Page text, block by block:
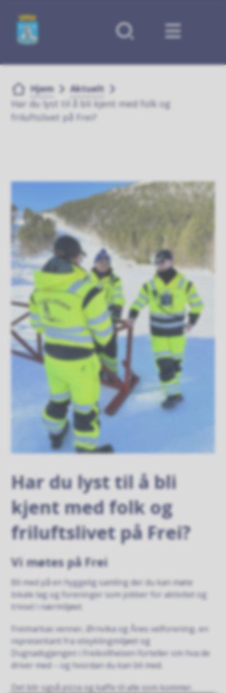
Forsiden
Du er her:
Hjem
Aktuelt
Har du lyst til å bli kjent med folk og
friluftslivet på Frei?
Har du lyst til å bli
kjent med folk og
friluftslivet på Frei?
Vi møtes på Frei
Bli med på en hyggelig samling der du kan møte
lokale lag og foreninger som jobber for aktivitet og
trivsel i nærmiljøet.
Freimarkas venner, Ørnvika og Ånes velforening, en
representant fra stisyklingmiljøet og
Dugnadsgjengen i Freikollheisen forteller om hva de
driver med – og hvordan du kan bli med.
Det blir også pizza og kaffe til alle som kommer.